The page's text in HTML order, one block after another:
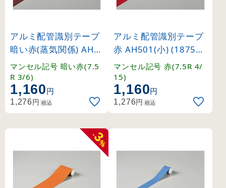
アルミ配管識別テープ
暗い赤(蒸気関係) AH5
02(小) (187502)
マンセル記号 暗い赤(7.5
R 3/6)
1,160円
1,276円 税込
アルミ配管識別テープ
赤 AH501(小) (187501
)
マンセル記号 赤(7.5R 4/
15)
1,160円
1,276円 税込
-
3
%